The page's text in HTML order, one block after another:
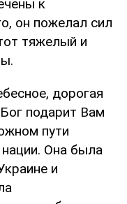
к
он пожелал сил
тяжелый и
дорогая
подарит Вам
пути
Она была
и